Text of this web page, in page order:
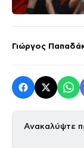
Γιώργος
Ανακαλύψτε